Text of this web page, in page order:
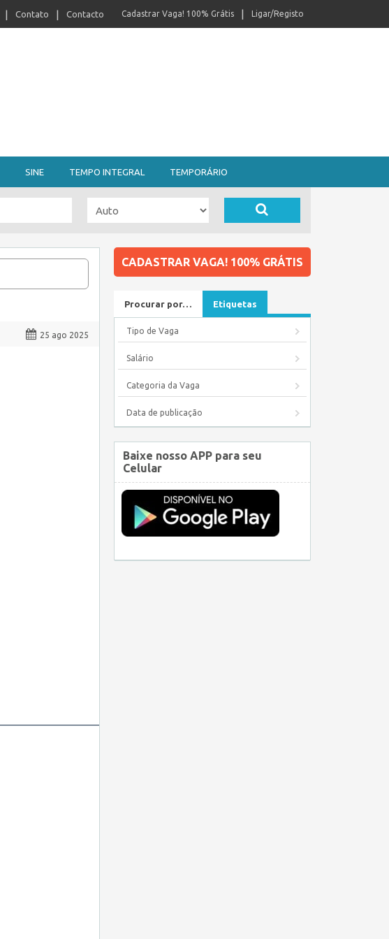
Contato Contacto Ligar/Registo
Cadastrar Vaga! 100% Grátis
SINE TEMPO INTEGRAL TEMPORÁRIO
25 ago 2025
CADASTRAR VAGA! 100% GRÁTIS
Procurar por… Etiquetas
Tipo de Vaga
Salário
Categoria da Vaga
Data de publicação
Baixe nosso APP para seu
Celular